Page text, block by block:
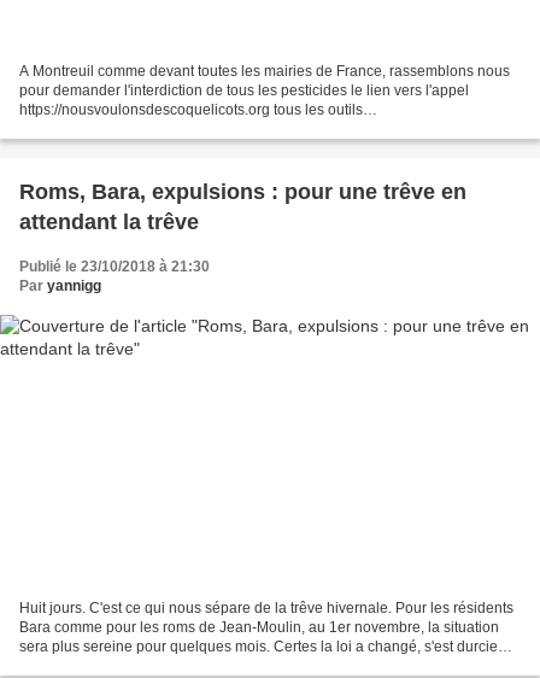
A Montreuil comme devant toutes les mairies de France, rassemblons nous
pour demander l'interdiction de tous les pesticides le lien vers l'appel
https://nousvoulonsdescoquelicots.org tous les outils
Roms, Bara, expulsions : pour une trêve en
attendant la trêve
Publié le 23/10/2018 à 21:30
Par yannigg
Huit jours. C'est ce qui nous sépare de la trêve hivernale. Pour les résidents
Bara comme pour les roms de Jean-Moulin, au 1er novembre, la situation
sera plus sereine pour quelques mois. Certes la loi a changé, s'est durcie